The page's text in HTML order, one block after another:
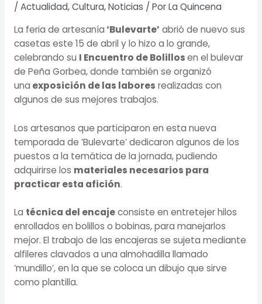
/ Actualidad,Cultura,Noticias / PorLa Quincena
La feria de artesanía‘Bulevarte’ abrió de nuevo sus
casetas este 15 de abril y lo hizo a lo grande,
celebrando su I Encuentro de Bolillosen el bulevar
de Peña Gorbea, donde también se organizó
una exposición de las labores realizadas con
algunos de sus mejores trabajos.
Los artesanos que participaron en esta nueva
temporada de ‘Bulevarte’ dedicaron algunos de los
puestos a la temática de la jornada, pudiendo
adquirirse los materiales necesarios para
practicar esta afición.
La técnica del encajeconsiste en entretejer hilos
enrollados en bolillos o bobinas, para manejarlos
mejor. El trabajo de las encajeras se sujeta mediante
alfileres clavados a una almohadilla llamado
‘mundillo’, en la que se coloca un dibujo que sirve
como plantilla.